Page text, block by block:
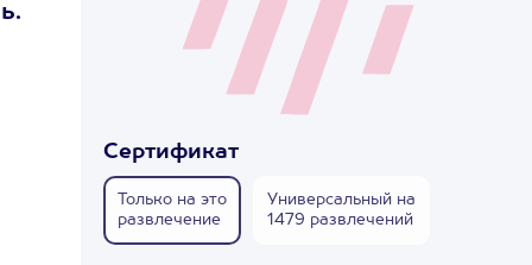
Сертификат
Только на это
развлечение
Универсальный на
1479 развлечений